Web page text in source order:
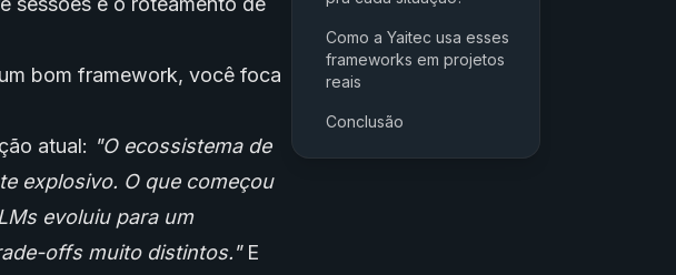
Como a Yaitec usa esses
frameworks em projetos
reais
Conclusão
bom framework, você foca
atual: "O ecossistema de
explosivo. O que começou
evoluiu para um
offs muito distintos."E